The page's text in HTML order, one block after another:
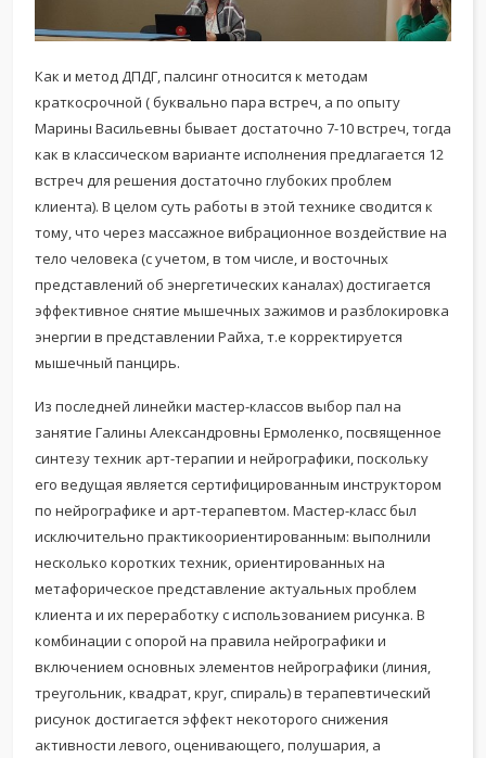
Как и метод ДПДГ, палсинг относится к методам
краткосрочной ( буквально пара встреч, а по опыту
Марины Васильевны бывает достаточно 7-10 встреч, тогда
как в классическом варианте исполнения предлагается 12
встреч для решения достаточно глубоких проблем
клиента). В целом суть работы в этой технике сводится к
тому, что через массажное вибрационное воздействие на
тело человека (с учетом, в том числе, и восточных
представлений об энергетических каналах) достигается
эффективное снятие мышечных зажимов и разблокировка
энергии в представлении Райха, т.е корректируется
мышечный панцирь.
Из последней линейки мастер-классов выбор пал на
занятие Галины Александровны Ермоленко, посвященное
синтезу техник арт-терапии и нейрографики, поскольку
его ведущая является сертифицированным инструктором
по нейрографике и арт-терапевтом. Мастер-класс был
исключительно практикоориентированным: выполнили
несколько коротких техник, ориентированных на
метафорическое представление актуальных проблем
клиента и их переработку с использованием рисунка. В
комбинации с опорой на правила нейрографики и
включением основных элементов нейрографики (линия,
треугольник, квадрат, круг, спираль) в терапевтический
рисунок достигается эффект некоторого снижения
активности левого, оценивающего, полушария, а